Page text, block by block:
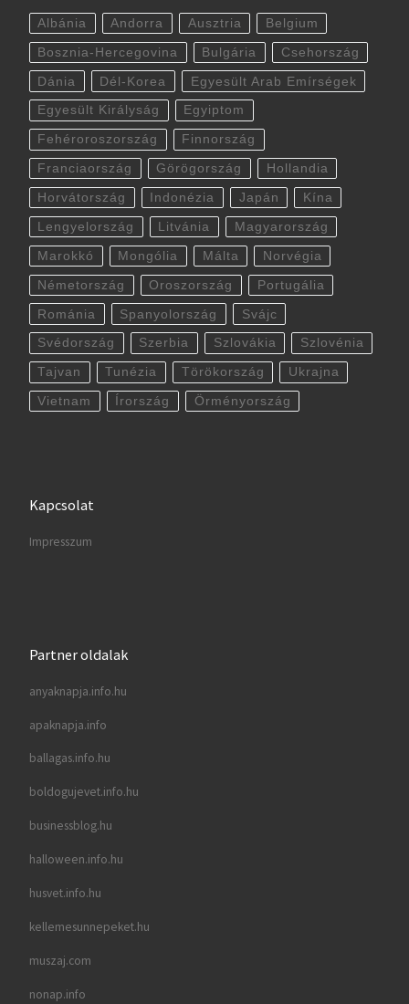
Albánia Andorra Ausztria Belgium
Bosznia-Hercegovina Bulgária Csehország
Dánia Dél-Korea Egyesült Arab Emírségek
Egyesült Királyság Egyiptom
Fehéroroszország Finnország
Franciaország Görögország Hollandia
Horvátország Indonézia Japán Kína
Lengyelország Litvánia Magyarország
Marokkó Mongólia Málta Norvégia
Németország Oroszország Portugália
Románia Spanyolország Svájc
Svédország Szerbia Szlovákia Szlovénia
Tajvan Tunézia Törökország Ukrajna
Vietnam Írország Örményország
Kapcsolat
Impresszum
Partner oldalak
anyaknapja.info.hu
apaknapja.info
ballagas.info.hu
boldogujevet.info.hu
businessblog.hu
halloween.info.hu
husvet.info.hu
kellemesunnepeket.hu
muszaj.com
nonap.info